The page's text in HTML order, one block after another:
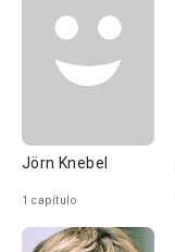
Jörn Knebel
1 capítulo